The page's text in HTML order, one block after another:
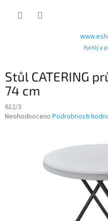
Rychlý a
Stůl CATERING
74 cm
612/3
Průměrné
Neohodnoceno Podrobnosti